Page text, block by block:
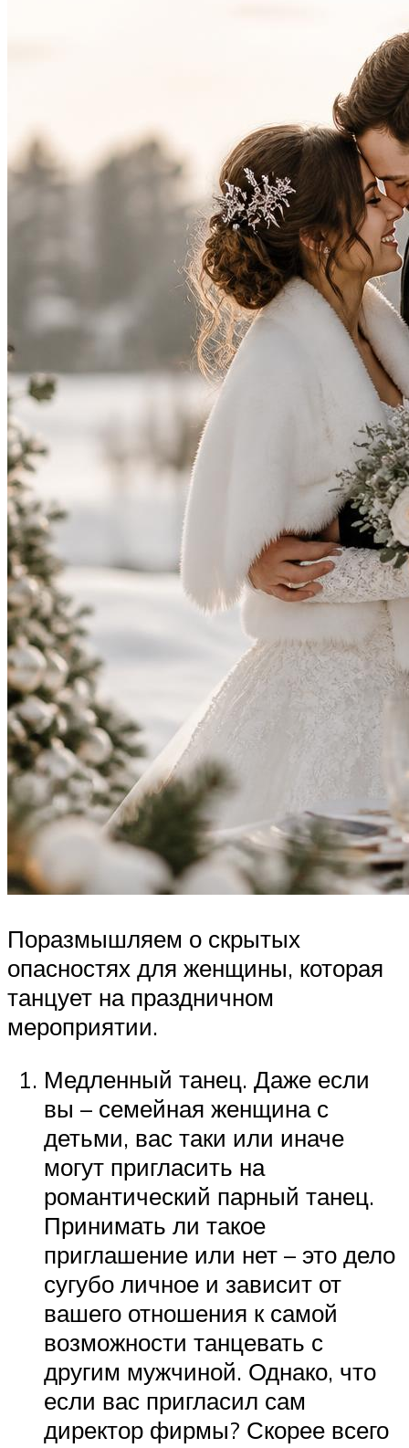
Поразмышляем о скрытых
опасностях для женщины, которая
танцует на праздничном
мероприятии.
Медленный танец. Даже если
вы – семейная женщина с
детьми, вас таки или иначе
могут пригласить на
романтический парный танец.
Принимать ли такое
приглашение или нет – это дело
сугубо личное и зависит от
вашего отношения к самой
возможности танцевать с
другим мужчиной. Однако, что
если вас пригласил сам
директор фирмы? Скорее всего